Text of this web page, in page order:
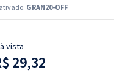
GRAN20-OFF
vista
29,32